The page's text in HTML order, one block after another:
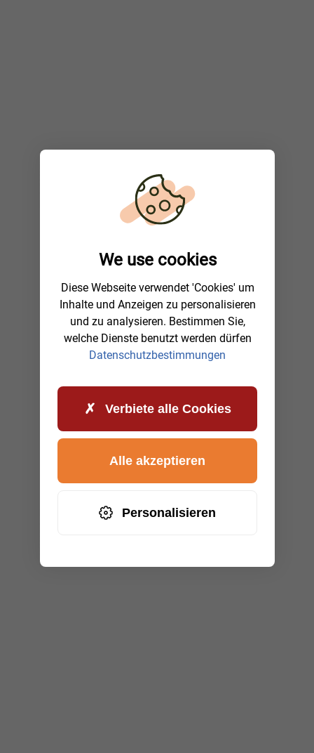
We use cookies
Diese Webseite verwendet 'Cookies' um
Inhalte und Anzeigen zu personalisieren
und zu analysieren. Bestimmen Sie,
welche Dienste benutzt werden dürfen
Datenschutzbestimmungen
Verbiete alle Cookies
Personalisieren
Alle akzeptieren